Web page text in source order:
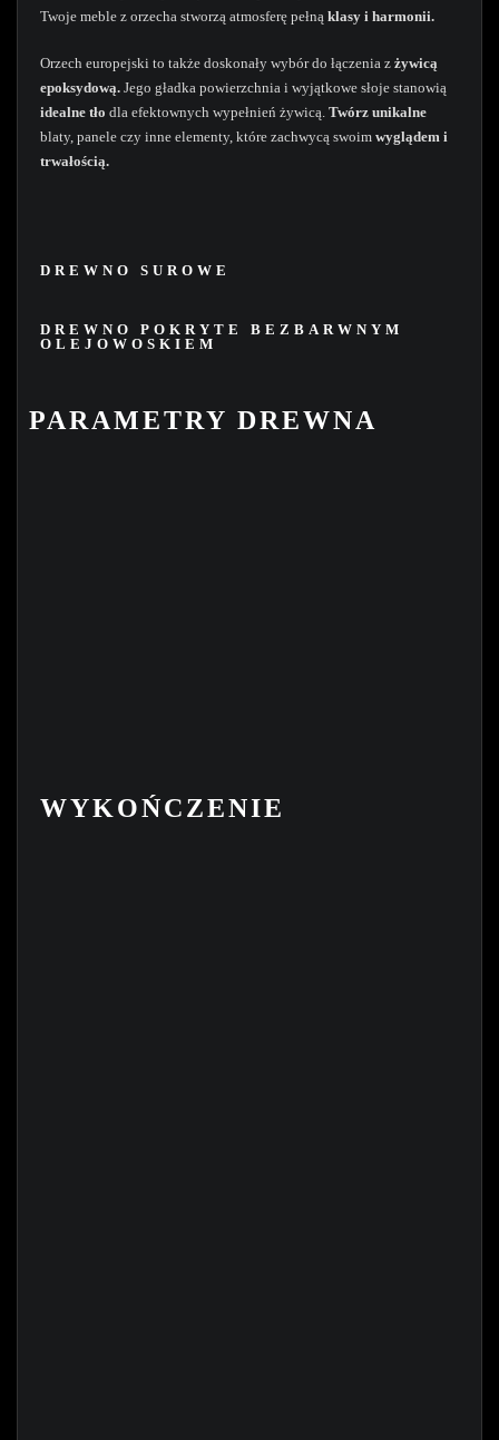
Twoje meble z orzecha stworzą atmosferę pełną klasy i harmonii.
Orzech europejski to także doskonały wybór do łączenia z żywicą
epoksydową. Jego gładka powierzchnia i wyjątkowe słoje stanowią
idealne tło dla efektownych wypełnień żywicą. Twórz unikalne
blaty, panele czy inne elementy, które zachwycą swoim wyglądem i
trwałością.
DREWNO SUROWE
DREWNO POKRYTE BEZBARWNYM
OLEJOWOSKIEM
PARAMETRY DREWNA
WYKOŃCZENIE